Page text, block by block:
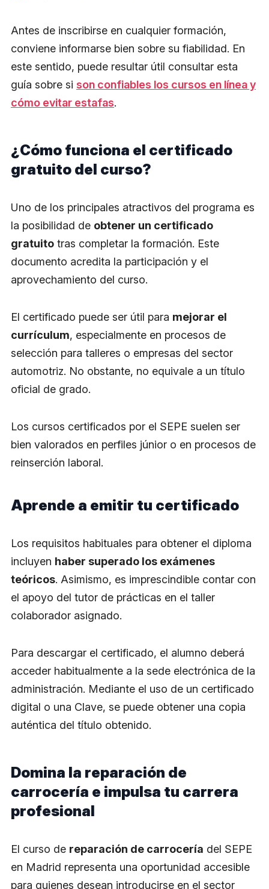
Antes de inscribirse en cualquier formación,
conviene informarse bien sobre su fiabilidad. En
este sentido, puede resultar útil consultar esta
guía sobre si son confiables los cursos en línea y
cómo evitar estafas.
¿Cómo funciona el certificado
gratuito del curso?
Uno de los principales atractivos del programa es
la posibilidad de obtener un certificado
gratuito tras completar la formación. Este
documento acredita la participación y el
aprovechamiento del curso.
El certificado puede ser útil para mejorar el
currículum, especialmente en procesos de
selección para talleres o empresas del sector
automotriz. No obstante, no equivale a un título
oficial de grado.
Los cursos certificados por el SEPE suelen ser
bien valorados en perfiles júnior o en procesos de
reinserción laboral.
Aprende a emitir tu certificado
Los requisitos habituales para obtener el diploma
incluyen haber superado los exámenes
teóricos. Asimismo, es imprescindible contar con
el apoyo del tutor de prácticas en el taller
colaborador asignado.
Para descargar el certificado, el alumno deberá
acceder habitualmente a la sede electrónica de la
administración. Mediante el uso de un certificado
digital o una Clave, se puede obtener una copia
auténtica del título obtenido.
Domina la reparación de
carrocería e impulsa tu carrera
profesional
El curso de reparación de carrocería del SEPE
en Madrid representa una oportunidad accesible
para quienes desean introducirse en el sector